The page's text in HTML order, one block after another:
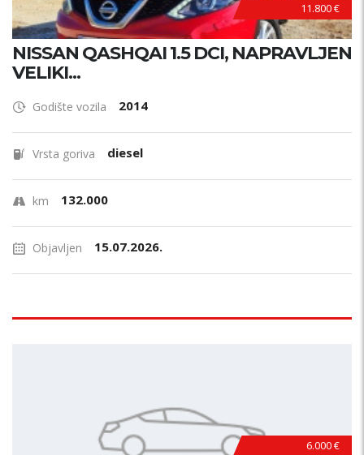
11.800 €
NISSAN QASHQAI 1.5 DCI, NAPRAVLJEN
VELIKI...
Godište vozila 2014
Vrsta goriva diesel
km 132.000
Objavljen 15.07.2026.
6.000 €